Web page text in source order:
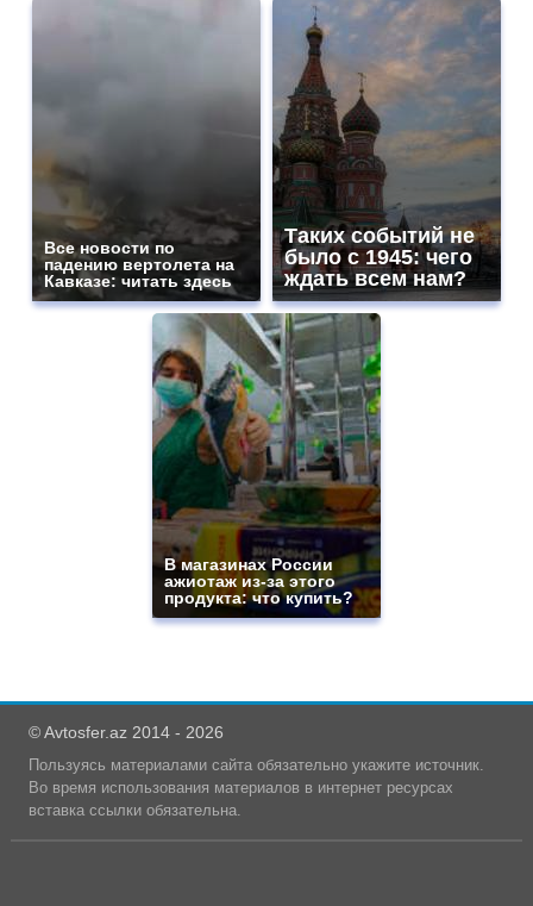
Все новости по
падению вертолета на
Кавказе: читать здесь
Таких событий не
было с 1945: чего
ждать всем нам?
В магазинах России
ажиотаж из-за этого
продукта: что купить?
© Avtosfer.az 2014 - 2026
Пользуясь материалами сайта обязательно укажите источник.
Во время использования материалов в интернет ресурсах
вставка ссылки обязательна.